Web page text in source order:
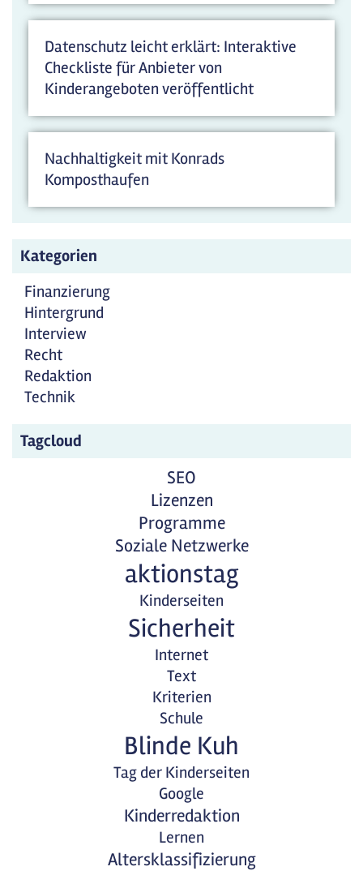
Datenschutz leicht erklärt: Interaktive
Checkliste für Anbieter von
Kinderangeboten veröffentlicht
Nachhaltigkeit mit Konrads
Komposthaufen
Kategorien
Finanzierung
Hintergrund
Interview
Recht
Redaktion
Technik
Tagcloud
SEO
Lizenzen
Programme
Soziale Netzwerke
aktionstag
Kinderseiten
Sicherheit
Internet
Text
Kriterien
Schule
Blinde Kuh
Tag der Kinderseiten
Google
Kinderredaktion
Lernen
Altersklassifizierung